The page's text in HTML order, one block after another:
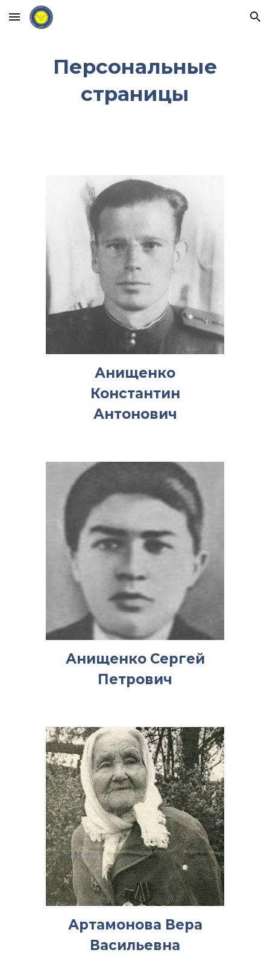
Skip to main content Skip to navigation
Персональные
страницы
Анищенко
Константин
Антонович
Анищенко Сергей
Петрович
Артамонова Вера
Васильевна